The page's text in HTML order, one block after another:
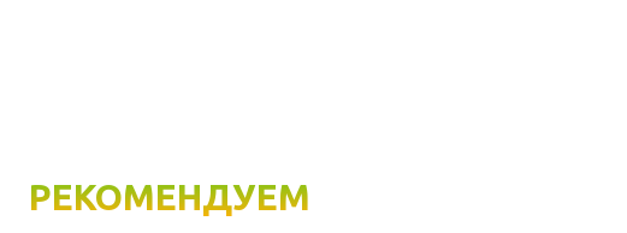
РЕКОМЕНДУЕМ